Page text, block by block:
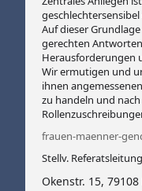
Wolfgang Holl
Reinhold Gallasch
Karl Wagner
Auf dieser
gerechten
Herausforderungen
Wir ermutigen und
ihnen
zu handeln und
frauen-maenner-
Stellv.
Okenstr. 15,